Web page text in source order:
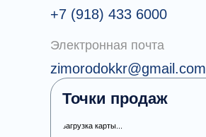
+7 (918) 433 6000
Электронная почта
zimorodokkr@gmail.com
Точки продаж
загрузка карты...